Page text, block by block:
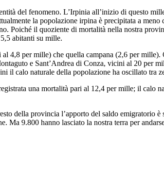
del fenomeno. L’Irpinia all’inizio di questo
la popolazione irpina è precipitata a
Poiché il quoziente di mortalità nella nostra
abitanti su mille.
4,8 per mille) che quella campana (2,6 per
e Sant’Andrea di Conza, vicini al 20 per
il calo naturale della popolazione ha oscillato tra
una mortalità pari al 12,4 per mille; il calo
della provincia l’apporto del saldo emigratorio
Ma 9.800 hanno lasciato la nostra terra per